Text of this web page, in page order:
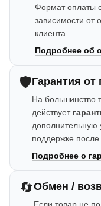
Формат оплаты
зависимости от
клиента.
Подробнее об
🛡️Гарантия от
На большинство
действует
дополнительную
поддержке после
Подробнее о
🔄Обмен /